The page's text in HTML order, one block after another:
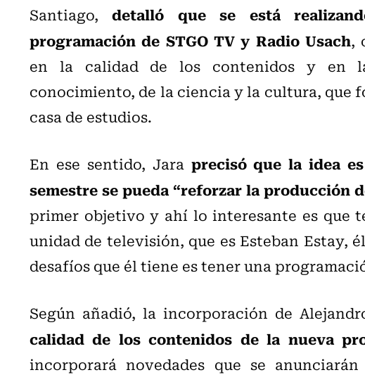
Santiago,detalló que se está
programación de STGO TV y Radio Usach,
en la calidad de los contenidos y en
conocimiento, de la ciencia y la cultura, que
casa de estudios.
En ese sentido, Jara precisó que la idea
semestre se pueda “reforzar la producción
primer objetivo y ahí lo interesante es que
unidad de televisión, que es Esteban Estay,
desafíos que él tiene es tener una
Según añadió, la incorporación de
calidad de los contenidos de la nueva
incorporará novedades que se